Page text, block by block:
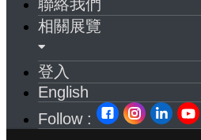
聯絡我們
相關展覽
登入
English
Follow :